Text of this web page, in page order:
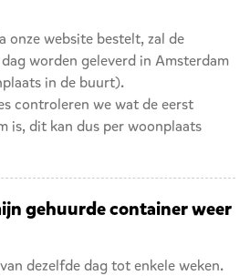
onze website bestelt, zal de
worden geleverd in Amsterdam
in de buurt).
controleren we wat de eerst
is, dit kan dus per woonplaats
gehuurde container weer
dezelfde dag tot enkele weken.